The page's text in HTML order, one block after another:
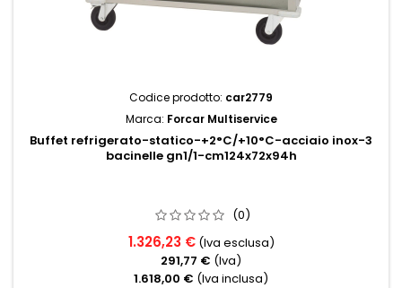
Codice prodotto: car2779
Marca: Forcar Multiservice
Buffet refrigerato-statico-+2°C/+10°C-acciaio inox-3
bacinelle gn1/1-cm124x72x94h
(0)
1.326,23 € (Iva esclusa)
291,77 € (Iva)
1.618,00 € (Iva inclusa)